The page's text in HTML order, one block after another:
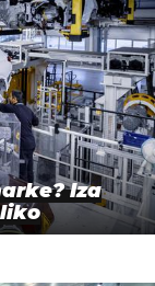
Iza